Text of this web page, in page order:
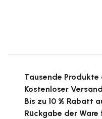
Tausende Produkte
Kostenloser
Bis zu 10 % Rabatt
Rückgabe der Ware